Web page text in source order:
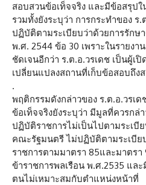
สอบสวนข้อเท็จจริง และมีข้อสรุปใ
รวมทั้งยังระบุว่า การกระทำของ ร
ปฏิบัติตามระเบียบว่าด้วยการรักษ
พ.ศ. 2544 ข้อ 30 เพราะในรายงา
ชัดเจนอีกว่า ร.ต.อ.วรเดช เป็นผู้เ
เปลี่ยนแปลงสถานที่เก็บข้อสอบถึง
.
พฤติกรรมดังกล่าวของ ร.ต.อ.วรเ
ข้อเท็จจริงยังระบุว่า มีมูลที่ควรกล่
ปฏิบัติราชการไม่เป็นไปตามระเบี
คณะรัฐมนตรี ไม่ปฏิบัติตามระเบีย
ราชการตามมาตรา 85และมาตรา
ข้าราชการพลเรือน พ.ศ.2535 แล
ตนไม่เหมาะสมกับตำแหน่งหน้าที่